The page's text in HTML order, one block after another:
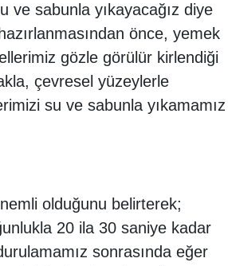
ve sabunla yıkayacağız diye
önce, yemek
gözle görülür kirlendiği
çevresel yüzeylerle
su ve sabunla yıkamamız
olduğunu belirterek;
20 ila 30 saniye kadar
sonrasında eğer